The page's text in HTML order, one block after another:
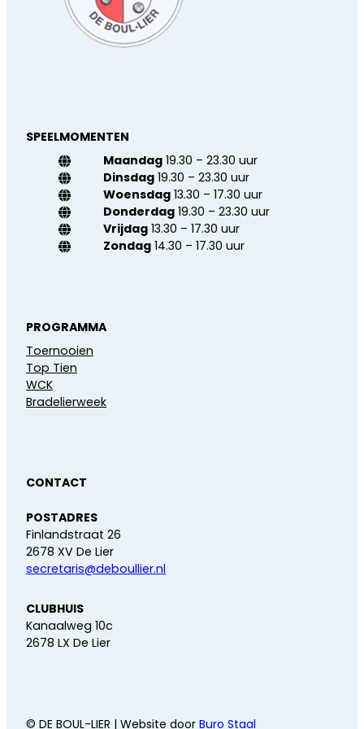
SPEELMOMENTEN
Maandag 19.30 – 23.30 uur
Dinsdag 19.30 – 23.30 uur
Woensdag 13.30 – 17.30 uur
Donderdag 19.30 – 23.30 uur
Vrijdag 13.30 – 17.30 uur
Zondag 14.30 – 17.30 uur
PROGRAMMA
Toernooien
Top Tien
WCK
Bradelierweek
CONTACT
POSTADRES
Finlandstraat 26
2678 XV De Lier
secretaris@deboullier.nl
CLUBHUIS
Kanaalweg 10c
2678 LX De Lier
© DE BOUL-LIER | Website door Buro Staal